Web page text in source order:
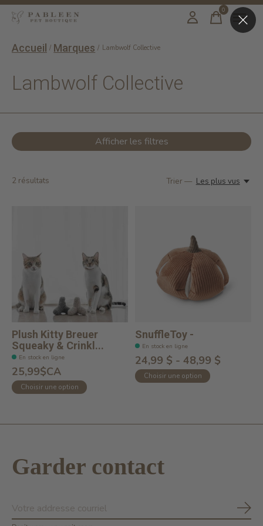
0items
Accueil / Marques / Lambwolf Collective
Lambwolf Collective
Afficher les filtres
2 résultats Trier — Les plus vus
Plush Kitty Breuer
Squeaky & Crinkl...
En stock en ligne
25,99$CA
Choisir une option
SnuffleToy -
En stock en ligne
24,99 $ - 48,99 $
Choisir une option
Garder contact